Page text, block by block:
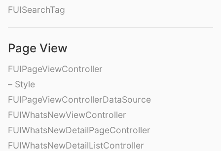
FUISearchTag
Page View
FUIPageViewController
– Style
FUIPageViewControllerDataSource
FUIWhatsNewViewController
FUIWhatsNewDetailPageController
FUIWhatsNewDetailListController